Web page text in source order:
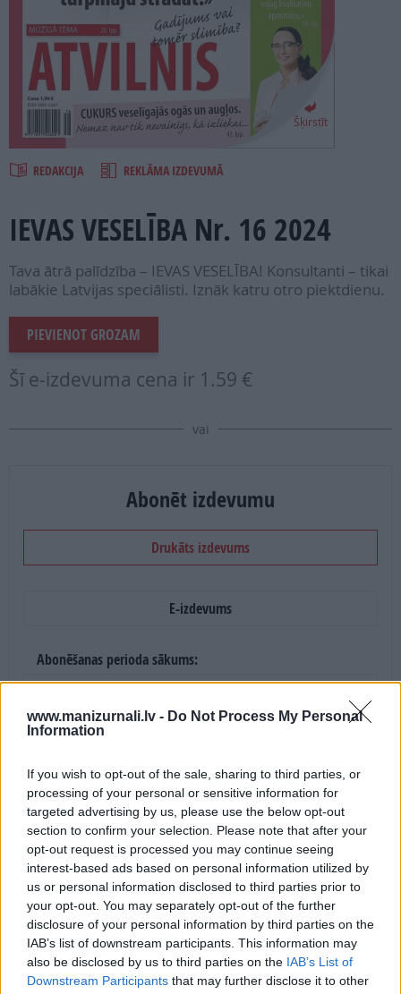
www.manizurnali.lv - Do Not Process My Personal
Information
If you wish to opt-out of the sale, sharing to third parties, or
processing of your personal or sensitive information for
targeted advertising by us, please use the below opt-out
section to confirm your selection. Please note that after your
opt-out request is processed you may continue seeing
interest-based ads based on personal information utilized by
us or personal information disclosed to third parties prior to
your opt-out. You may separately opt-out of the further
disclosure of your personal information by third parties on the
IAB’s list of downstream participants. This information may
also be disclosed by us to third parties on the IAB’s List of
Downstream Participants that may further disclose it to other
SEARCH
Šķirstīt
REDAKCIJA REKLĀMA IZDEVUMĀ
IEVAS VESELĪBA Nr. 16 2024
Tava ātrā palīdzība – IEVAS VESELĪBA! Konsultanti – tikai
labākie Latvijas speciālisti. Iznāk katru otro piektdienu.
PIEVIENOT GROZAM
Šī e-izdevuma cena ir 1.59 €
vai
Abonēt izdevumu
Drukāts izdevums
E-izdevums
Abonēšanas perioda sākums:
4 mēneši /20.00 Eur
8 izdevumi / 2.50 Eur par izdevumu *
*Visas cenas portālā ManiZurnali.lv norādītas € ar PVN.
Žurnālu izdevumu skaits var atšķirties, kā to nosaka Lietošanas
noteikumi